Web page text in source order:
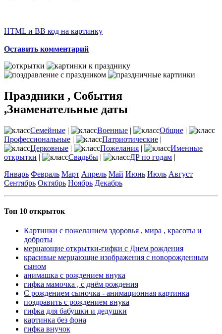
HTML и BB код на картинку
Оставить комментарий
Праздники , События
,Знаменательные даты
Семейные | Военные | Общие |
Профессиональные | Патриотические |
Церковные | Пожелания |
Именные
открытки | Свадьбы | ДР по годам |
Январь Февраль Март Апрель Май Июнь Июль Август
Сентябрь Октябрь Ноябрь Декабрь
Топ 10 открыток
Картинки с пожеланием здоровья , мира , красоты и
доброты
мерцающие открытки-гифки с Днем рождения
красивые мерцающие изображения с новорожденным
сыном
анимашка с рождением внука
гифка мамочка , с днём рождения
С рождением сыночка - анимационная картинка
поздравить с рождением внука
гифка для бабушки и дедушки
картинка без фона
гифка внучок